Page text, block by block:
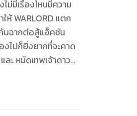
มีเรื่องไหนมีความ
ห้ WARLORD แตก
บฉากต่อสู้แอ็คชัน
ะ หมัดเทพเจ้าดาว